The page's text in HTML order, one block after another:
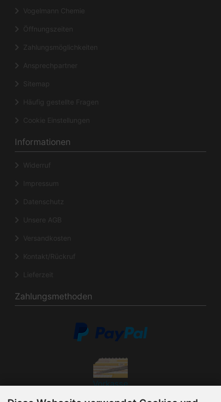
Vogelmann Chemie
Öffnungszeiten
Zahlungsmöglichkeiten
Ansprechpartner
Sitemap
Häufig gestellte Fragen
Cookie Einstellungen
Informationen
Widerruf
Impressum
Datenschutz
Unsere AGB
Versandkosten
Kontakt/Rückruf
Lieferzeit
Zahlungsmethoden
Vorkasse